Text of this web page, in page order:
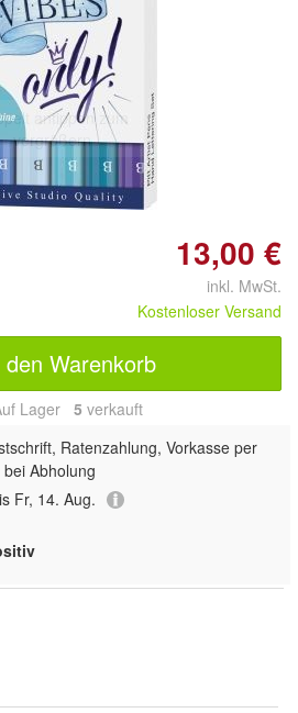
antippen zum
vergrößern
13,00 €
inkl. MwSt.
Kostenloser Versand
den Warenkorb
Lager 5 verkauft
Ratenzahlung, Vorkasse per
Abholung
Fr, 14. Aug.